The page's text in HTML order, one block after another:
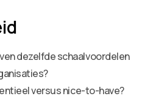
dezelfde schaalvoordelen
versus nice-to-have?